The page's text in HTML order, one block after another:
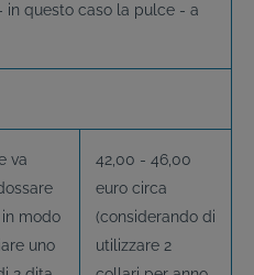
questo caso la pulce - a
va
modo
uno
42,00 - 46,00
euro circa
(considerando di
utilizzare 2